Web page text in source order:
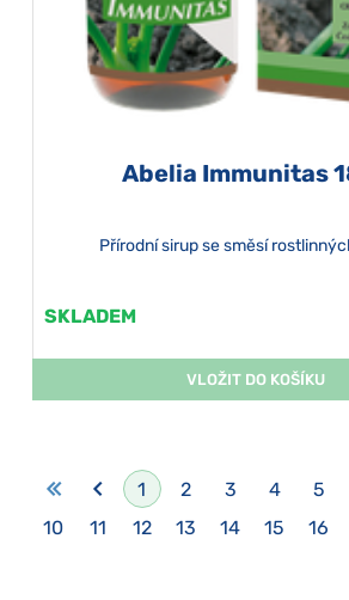
Abelia Immunitas
Přírodní sirup se směsí
SKLADEM
VLOŽIT DO KOŠÍKU
1 2 3 4 5
10
11 12 13 14 15 16